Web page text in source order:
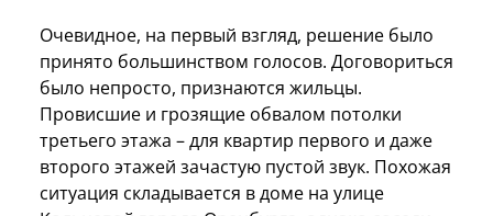
Очевидное, на первый взгляд, решение было
принято большинством голосов. Договориться
было непросто, признаются жильцы.
Провисшие и грозящие обвалом потолки
третьего этажа – для квартир первого и даже
второго этажей зачастую пустой звук. Похожая
ситуация складывается в доме на улице